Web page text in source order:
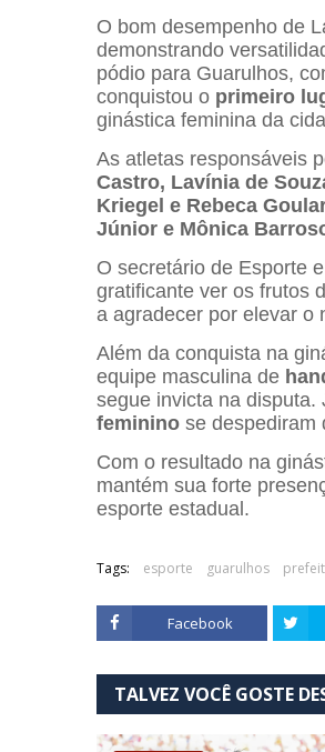
O bom desempenho de
demonstrando
pódio para Guarulhos,
conquistou o primeiro
ginástica feminina da
As atletas responsáveis
Castro, Lavínia de
Kriegel e Rebeca
Júnior e Mônica
O secretário de Esporte
gratificante ver os frutos
a agradecer por elevar o
Além da conquista na
equipe masculina de
segue invicta na disputa.
feminino se despediram
Com o resultado na
mantém sua forte
esporte estadual.
Tags: esporte guarulhos
Facebook
TALVEZ VOCÊ GOSTE